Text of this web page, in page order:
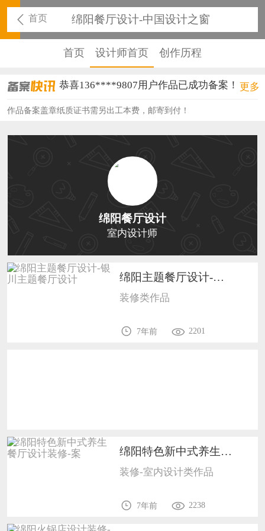
首页 绵阳餐厅设计-中国设计之窗
首页 设计师首页 创作历程
恭喜136****9807用户作品已成功备案！
恭喜159****4930用户作品已成功备案！
恭喜131****2473用户作品已成功备案！
恭喜159****4201用户作品已成功备案！
恭喜133****6466用户作品已成功备案！
恭喜131****1475用户作品已成功备案！
恭喜138****8638用户作品已成功备案！
恭喜133****9020用户作品已成功备案！
更多
作品备案盖章纸质证书需另出工本费，邮寄到付！
绵阳餐厅设计
室内设计师
绵阳主题餐厅设计-银川主题餐厅设计7
装修类作品
7年前 2201
绵阳特色新中式养生餐厅设计装修-案1702
装修-室内设计类作品
7年前 2238